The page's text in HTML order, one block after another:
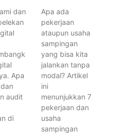
dan
Apa
audit
di
Apa ada
pekerjaan
ataupun usaha
sampingan
yang bisa kita
jalankan tanpa
modal? Artikel
ini
menunjukkan 7
pekerjaan dan
usaha
sampingan